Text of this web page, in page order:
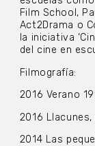
Film School,
Act2Drama o
la iniciativa
del cine en
Filmografía:
2016 Verano
2016
2014 Las